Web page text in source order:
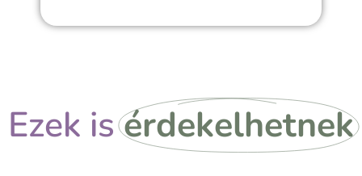
évfordulós örömteli pillanathoz megfelelő
Ezek is érdekelhetnek